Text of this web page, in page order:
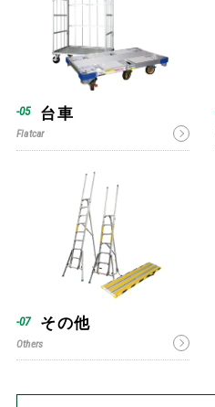
台車
Flatcar
その他
Others